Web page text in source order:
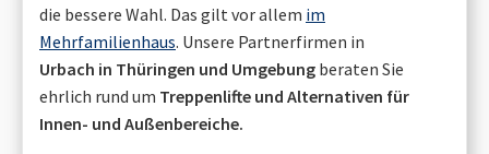
die bessere Wahl. Das gilt vor allem im
Mehrfamilienhaus. Unsere Partnerfirmen in
Urbach in Thüringen und Umgebung beraten Sie
ehrlich rund um Treppenlifte und Alternativen für
Innen- und Außenbereiche.